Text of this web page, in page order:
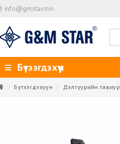
info@gmstar.mn
Бүтээгдэхүүн
Бүтээгдэхүүн Дэлгүүрийн тавиур